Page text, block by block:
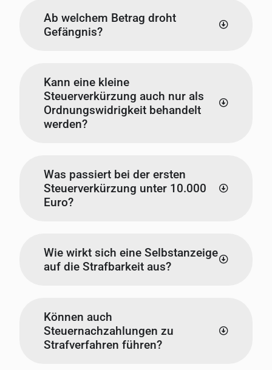
Ab welchem Betrag droht
Gefängnis?
Kann eine kleine
Steuerverkürzung auch nur als
Ordnungswidrigkeit behandelt
werden?
Was passiert bei der ersten
Steuerverkürzung unter 10.000
Euro?
Wie wirkt sich eine Selbstanzeige
auf die Strafbarkeit aus?
Können auch
Steuernachzahlungen zu
Strafverfahren führen?